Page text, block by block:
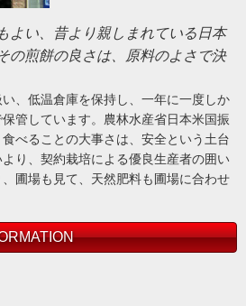
よい、昔より親しまれている日本
の煎餅の良さは、原料のよさで決
、低温倉庫を保持し、一年に一度しか
管しています。農林水産省日本米国振
べることの大事さは、安全という土台
り、契約栽培による優良生産者の囲い
圃場も見て、天然肥料も圃場に合わせ